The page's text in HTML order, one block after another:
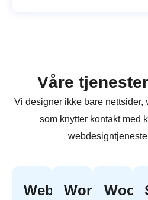
Våre
Vi designer ikke bare nettsider,
som knytter kontakt med
WebappWordPress